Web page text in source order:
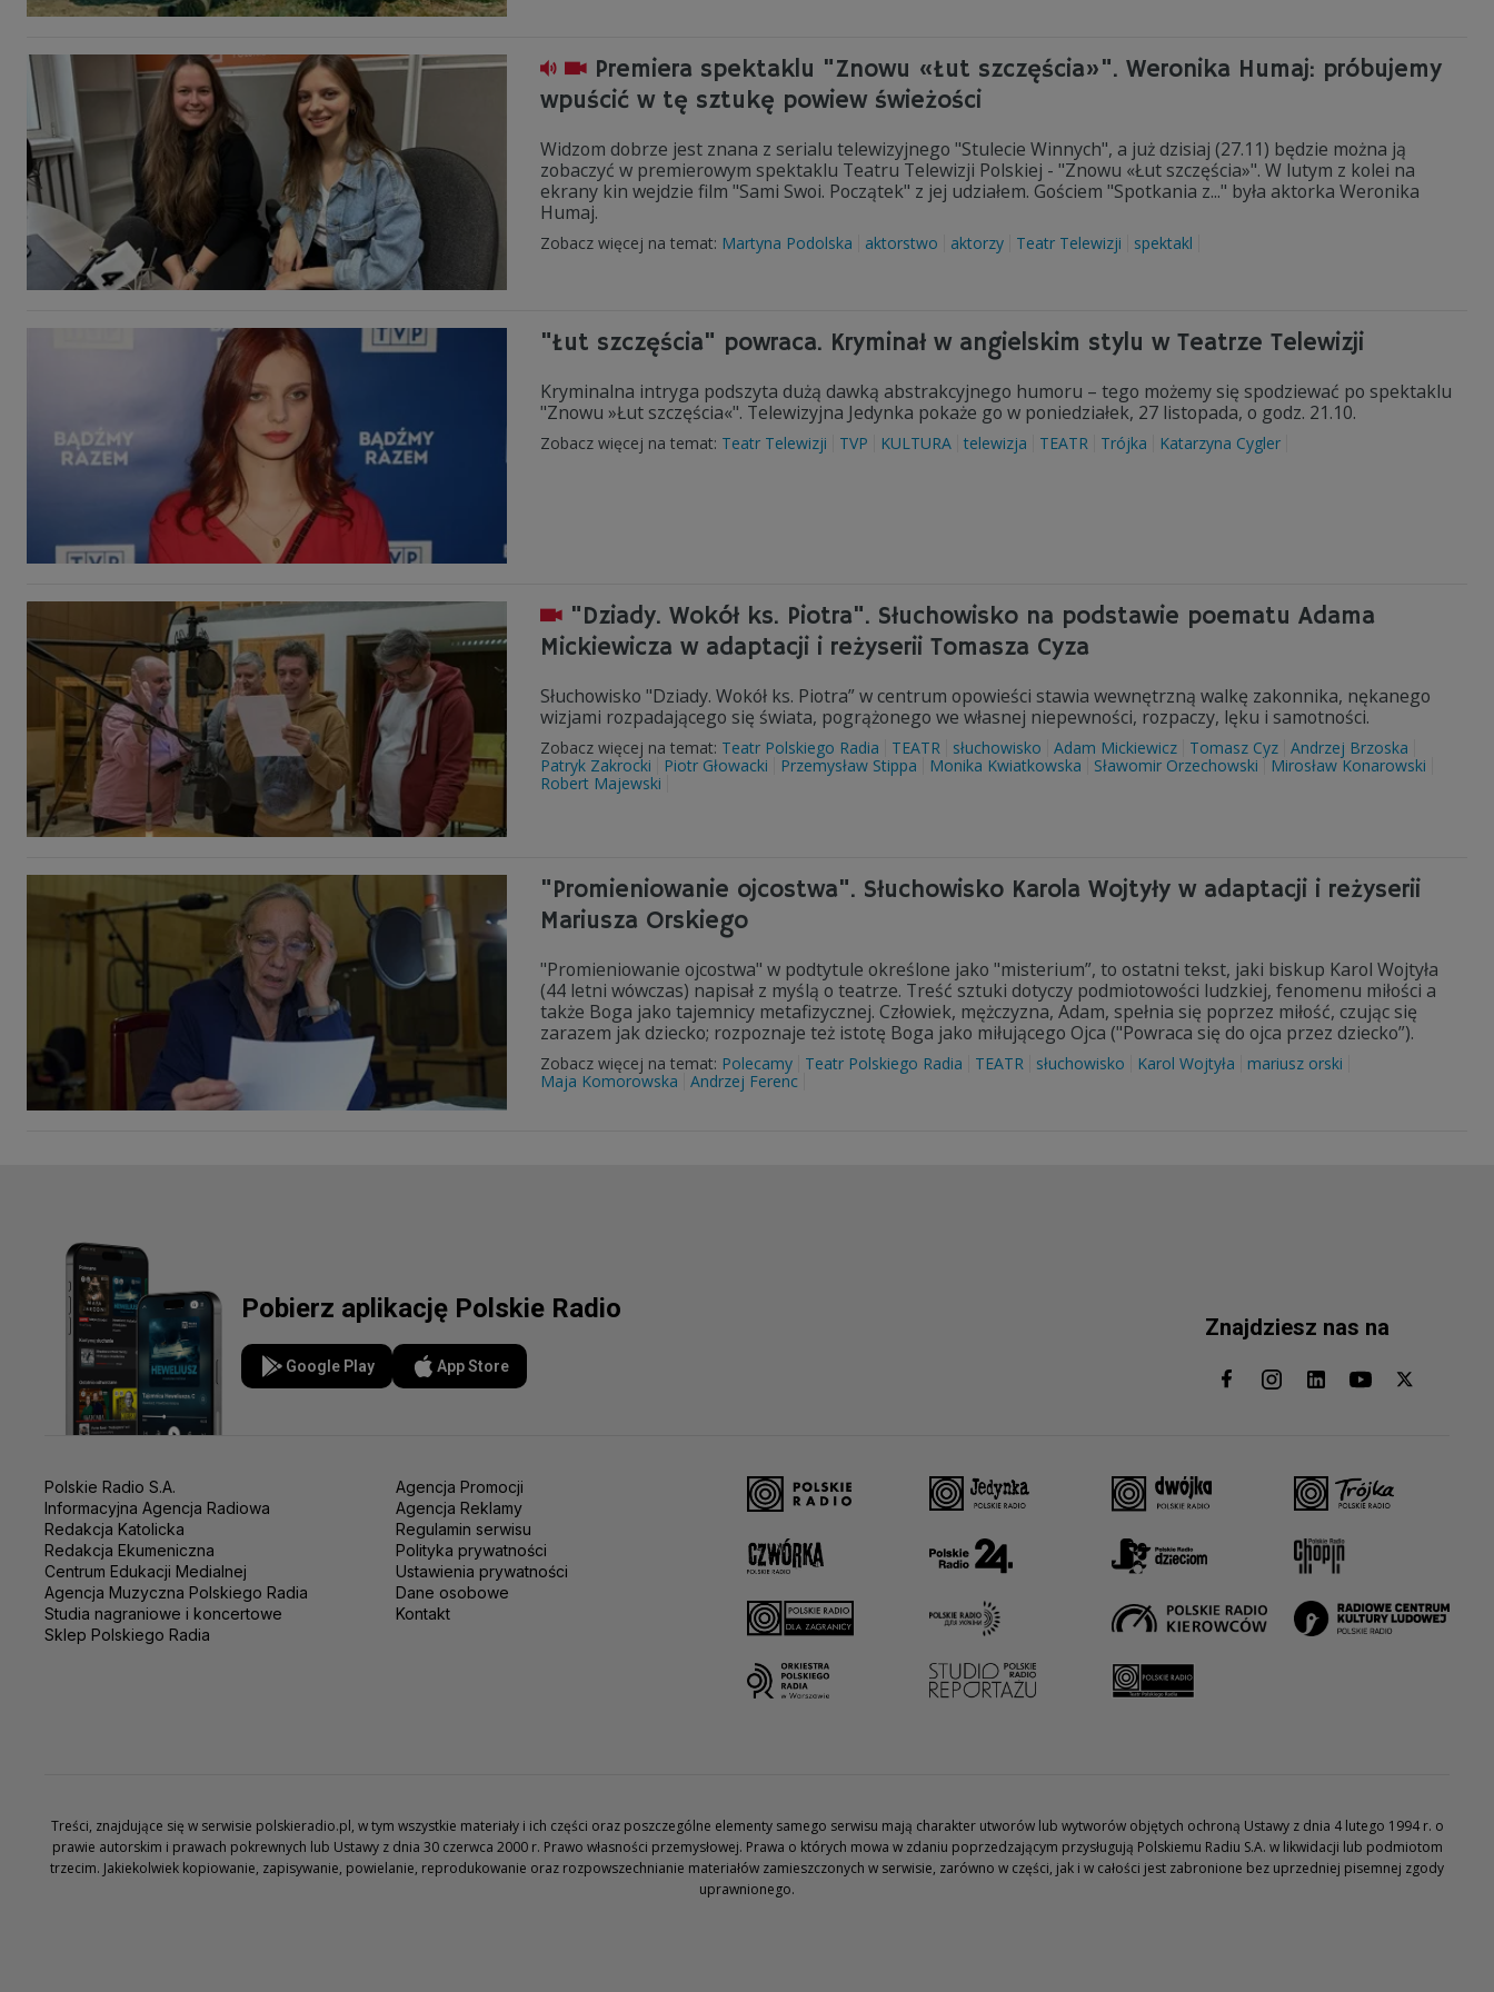
Premiera spektaklu "Znowu «Łut szczęścia»". Weronika Humaj: próbujemy
wpuścić w tę sztukę powiew świeżości
Widzom dobrze jest znana z serialu telewizyjnego "Stulecie Winnych", a już dzisiaj (27.11) będzie można ją
zobaczyć w premierowym spektaklu Teatru Telewizji Polskiej - "Znowu «Łut szczęścia»". W lutym z kolei na
ekrany kin wejdzie film "Sami Swoi. Początek" z jej udziałem. Gościem "Spotkania z..." była aktorka Weronika
Humaj.
Zobacz więcej na temat: Martyna Podolska aktorstwo aktorzy Teatr Telewizji spektakl
"Łut szczęścia" powraca. Kryminał w angielskim stylu w Teatrze Telewizji
Kryminalna intryga podszyta dużą dawką abstrakcyjnego humoru – tego możemy się spodziewać po spektaklu
"Znowu »Łut szczęścia«". Telewizyjna Jedynka pokaże go w poniedziałek, 27 listopada, o godz. 21.10.
Zobacz więcej na temat: Teatr Telewizji TVP KULTURA telewizja TEATR Trójka Katarzyna Cygler
"Dziady. Wokół ks. Piotra". Słuchowisko na podstawie poematu Adama
Mickiewicza w adaptacji i reżyserii Tomasza Cyza
Słuchowisko "Dziady. Wokół ks. Piotra” w centrum opowieści stawia wewnętrzną walkę zakonnika, nękanego
wizjami rozpadającego się świata, pogrążonego we własnej niepewności, rozpaczy, lęku i samotności.
Zobacz więcej na temat: Teatr Polskiego Radia TEATR słuchowisko Adam Mickiewicz Tomasz Cyz Andrzej Brzoska
Patryk Zakrocki
Piotr Głowacki Przemysław Stippa Monika Kwiatkowska Sławomir Orzechowski
Mirosław Konarowski
Robert Majewski
"Promieniowanie ojcostwa". Słuchowisko Karola Wojtyły w adaptacji i reżyserii
Mariusza Orskiego
"Promieniowanie ojcostwa" w podtytule określone jako "misterium”, to ostatni tekst, jaki biskup Karol Wojtyła
(44 letni wówczas) napisał z myślą o teatrze. Treść sztuki dotyczy podmiotowości ludzkiej, fenomenu miłości a
także Boga jako tajemnicy metafizycznej. Człowiek, mężczyzna, Adam, spełnia się poprzez miłość, czując się
zarazem jak dziecko; rozpoznaje też istotę Boga jako miłującego Ojca ("Powraca się do ojca przez dziecko”).
Zobacz więcej na temat: Polecamy Teatr Polskiego Radia TEATR słuchowisko Karol Wojtyła
mariusz orski
Maja Komorowska
Andrzej Ferenc
Pobierz aplikację Polskie Radio
Google Play App Store
Znajdziesz nas na
Polskie Radio S.A.
Informacyjna Agencja Radiowa
Redakcja Katolicka
Redakcja Ekumeniczna
Centrum Edukacji Medialnej
Agencja Muzyczna Polskiego Radia
Studia nagraniowe i koncertowe
Sklep Polskiego Radia
Agencja Promocji
Agencja Reklamy
Regulamin serwisu
Polityka prywatności
Ustawienia prywatności
Dane osobowe
Kontakt
Treści, znajdujące się w serwisie polskieradio.pl, w tym wszystkie materiały i ich części oraz poszczególne elementy samego serwisu mają charakter utworów lub wytworów objętych ochroną Ustawy z dnia 4 lutego 1994 r. o
prawie autorskim i prawach pokrewnych lub Ustawy z dnia 30 czerwca 2000 r. Prawo własności przemysłowej. Prawa o których mowa w zdaniu poprzedzającym przysługują Polskiemu Radiu S.A. w likwidacji lub podmiotom
trzecim. Jakiekolwiek kopiowanie, zapisywanie, powielanie, reprodukowanie oraz rozpowszechnianie materiałów zamieszczonych w serwisie, zarówno w części, jak i w całości jest zabronione bez uprzedniej pisemnej zgody
uprawnionego.